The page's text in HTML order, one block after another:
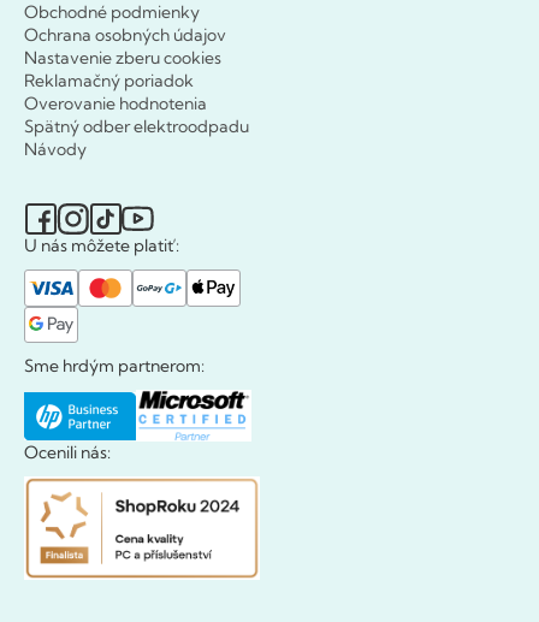
Obchodné podmienky
Ochrana osobných údajov
Nastavenie zberu cookies
Reklamačný poriadok
Overovanie hodnotenia
Spätný odber elektroodpadu
Návody
U nás môžete platiť:
Sme hrdým partnerom:
Ocenili nás: